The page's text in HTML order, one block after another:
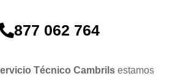
877 062 764
Técnico Cambrils estamos